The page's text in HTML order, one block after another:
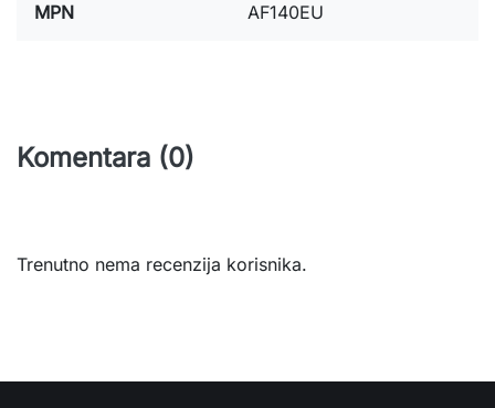
MPN AF140EU
Komentara (0)
Trenutno nema recenzija korisnika.